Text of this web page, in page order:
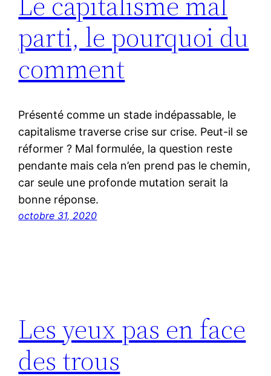
parti, le pourquoi du
comment
Présenté comme un stade indépassable, le
capitalisme traverse crise sur crise. Peut-il se
réformer ? Mal formulée, la question reste
pendante mais cela n’en prend pas le chemin,
car seule une profonde mutation serait la
bonne réponse.
octobre 31, 2020
Les yeux pas en face
des trous